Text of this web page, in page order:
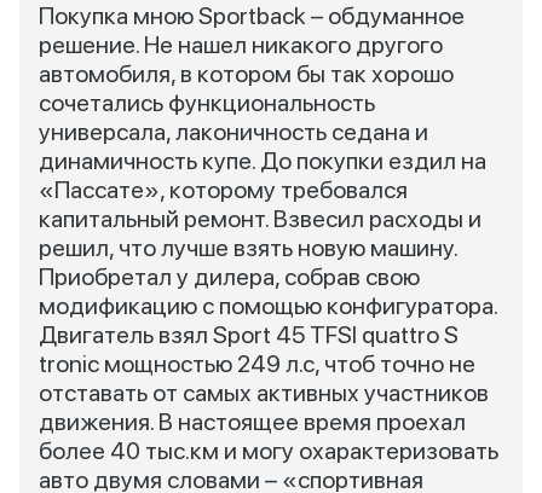
Покупка мною Sportback – обдуманное
решение. Не нашел никакого другого
автомобиля, в котором бы так хорошо
сочетались функциональность
универсала, лаконичность седана и
динамичность купе. До покупки ездил на
«Пассате», которому требовался
капитальный ремонт. Взвесил расходы и
решил, что лучше взять новую машину.
Приобретал у дилера, собрав свою
модификацию с помощью конфигуратора.
Двигатель взял Sport 45 TFSI quattro S
tronic мощностью 249 л.с, чтоб точно не
отставать от самых активных участников
движения. В настоящее время проехал
более 40 тыс.км и могу охарактеризовать
авто двумя словами – «спортивная